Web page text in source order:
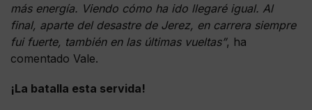
más energía. Viendo cómo ha ido llegaré igual. Al
final, aparte del desastre de Jerez, en carrera siempre
fui fuerte, también en las últimas vueltas”, ha
comentado Vale.
¡La batalla esta servida!